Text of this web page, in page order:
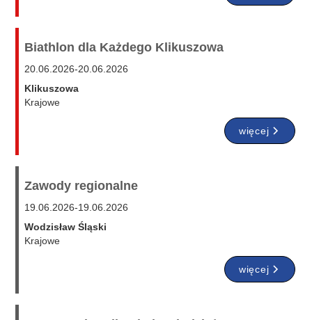
Biathlon dla Każdego Klikuszowa
20.06.2026-20.06.2026
Klikuszowa
Krajowe
więcej
Zawody regionalne
19.06.2026-19.06.2026
Wodzisław Śląski
Krajowe
więcej